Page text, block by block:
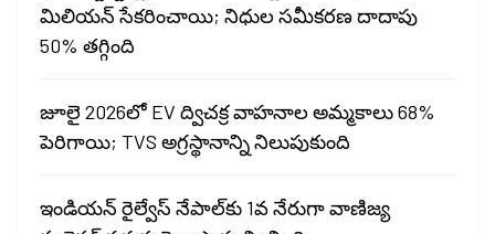
మిలియన్ సేకరించాయి; నిధుల సమీకరణ దాదాపు
50% తగ్గింది
జూలై 2026లో EV ద్విచక్ర వాహనాల అమ్మకాలు 68%
పెరిగాయి; TVS అగ్రస్థానాన్ని నిలుపుకుంది
ఇండియన్ రైల్వేస్ నేపాల్‌కు 1వ నేరుగా వాణిజ్య